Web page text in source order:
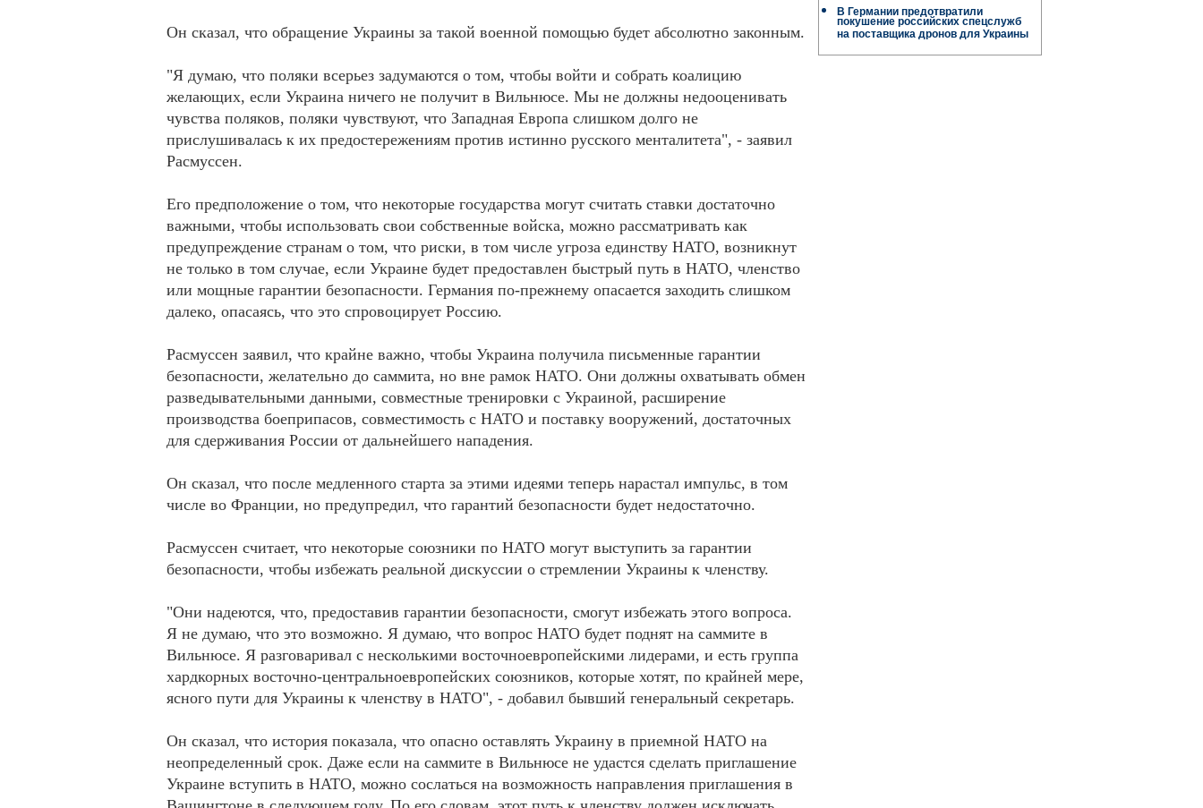
Он сказал, что обращение Украины за такой военной помощью будет абсолютно законным.
"Я думаю, что поляки всерьез задумаются о том, чтобы войти и собрать коалицию
желающих, если Украина ничего не получит в Вильнюсе. Мы не должны недооценивать
чувства поляков, поляки чувствуют, что Западная Европа слишком долго не
прислушивалась к их предостережениям против истинно русского менталитета", - заявил
Расмуссен.
Его предположение о том, что некоторые государства могут считать ставки достаточно
важными, чтобы использовать свои собственные войска, можно рассматривать как
предупреждение странам о том, что риски, в том числе угроза единству НАТО, возникнут
не только в том случае, если Украине будет предоставлен быстрый путь в НАТО, членство
или мощные гарантии безопасности. Германия по-прежнему опасается заходить слишком
далеко, опасаясь, что это спровоцирует Россию.
Расмуссен заявил, что крайне важно, чтобы Украина получила письменные гарантии
безопасности, желательно до саммита, но вне рамок НАТО. Они должны охватывать обмен
разведывательными данными, совместные тренировки с Украиной, расширение
производства боеприпасов, совместимость с НАТО и поставку вооружений, достаточных
для сдерживания России от дальнейшего нападения.
Он сказал, что после медленного старта за этими идеями теперь нарастал импульс, в том
числе во Франции, но предупредил, что гарантий безопасности будет недостаточно.
Расмуссен считает, что некоторые союзники по НАТО могут выступить за гарантии
безопасности, чтобы избежать реальной дискуссии о стремлении Украины к членству.
"Они надеются, что, предоставив гарантии безопасности, смогут избежать этого вопроса.
Я не думаю, что это возможно. Я думаю, что вопрос НАТО будет поднят на саммите в
Вильнюсе. Я разговаривал с несколькими восточноевропейскими лидерами, и есть группа
хардкорных восточно-центральноевропейских союзников, которые хотят, по крайней мере,
ясного пути для Украины к членству в НАТО", - добавил бывший генеральный секретарь.
Он сказал, что история показала, что опасно оставлять Украину в приемной НАТО на
неопределенный срок. Даже если на саммите в Вильнюсе не удастся сделать приглашение
Украине вступить в НАТО, можно сослаться на возможность направления приглашения в
В Германии предотвратили
покушение российских спецслужб
на поставщика дронов для Украины